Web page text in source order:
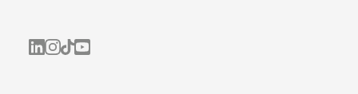
ALL-INKL.COM | LinkedIn
ALL-INKL.COM • Instagram photos and videos
ALL-INKL.COM | TikTok
ALLINKL.COM - YouTube